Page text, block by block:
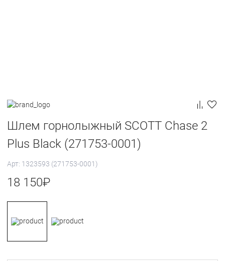
Шлем горнолыжный SCOTT Chase 2
Plus Black (271753-0001)
Арт: 1323593 (271753-0001)
18 150₽